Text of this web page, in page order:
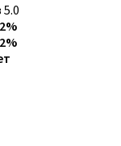
5.0